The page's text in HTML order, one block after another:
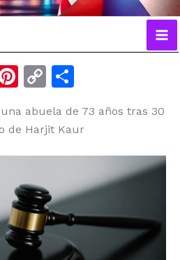
Pi
te
C
p
y
n
k
m
ti
r
abuela de 73 años tras 30
de Harjit Kaur